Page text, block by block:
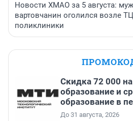
Новости ХМАО за 5 августа:
вартовчанин оголился возле
поликлиники
Скидка 72 000
образование и
образование в
До 31 августа, 2026